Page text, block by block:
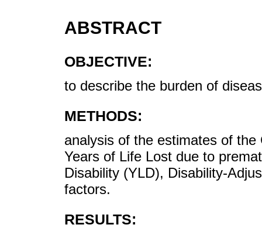
ABSTRACT
OBJECTIVE:
to describe the burden of
METHODS:
analysis of the estimates of
Years of Life Lost due to
Disability (YLD), Disability-
factors.
RESULTS: